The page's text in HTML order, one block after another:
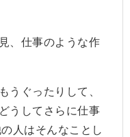
、仕事のような作
うぐったりして、
うしてさらに仕事
人はそんなことし